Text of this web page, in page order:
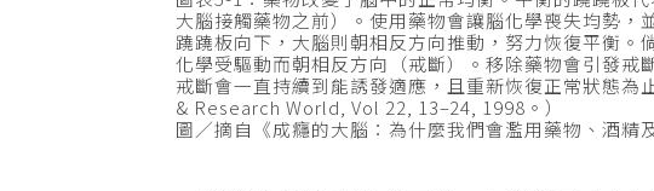
圖表5-1：藥物改變了腦中的正常均衡。平衡的蹺蹺板
大腦接觸藥物之前）。使用藥物會讓腦化學喪失均勢
蹺蹺板向下，大腦則朝相反方向推動，努力恢復平衡
化學受驅動而朝相反方向（戒斷）。移除藥物會引發
戒斷會一直持續到能誘發適應，且重新恢復正常狀
& Research World, Vol 22, 13–24, 1998。）
圖／摘自《成癮的大腦：為什麼我們會濫用藥物、酒精